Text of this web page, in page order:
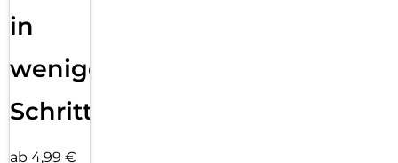
in
wenigen
Schritten
ab 4,99 €